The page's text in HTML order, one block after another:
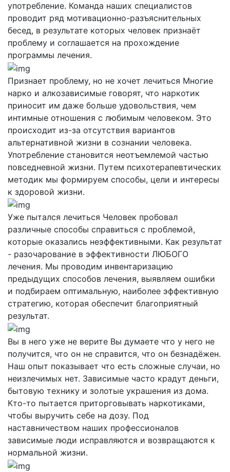
употребление. Команда наших специалистов
проводит ряд мотивационно-разъяснительных
бесед, в результате которых человек признаёт
проблему и соглашается на прохождение
программы лечения.
Признает проблему, но не хочет лечиться Многие
нарко и алкозависимые говорят, что наркотик
приносит им даже больше удовольствия, чем
интимные отношения с любимым человеком. Это
происходит из-за отсутствия вариантов
альтернативной жизни в сознании человека.
Употребление становится неотъемлемой частью
повседневной жизни. Путем психотерапевтических
методик мы формируем способы, цели и интересы
к здоровой жизни.
Уже пытался лечиться Человек пробовал
различные способы справиться с проблемой,
которые оказались неэффективными. Как результат
- разочарование в эффективности ЛЮБОГО
лечения. Мы проводим инвентаризацию
предыдущих способов лечения, выявляем ошибки
и подбираем оптимальную, наиболее эффективную
стратегию, которая обеспечит благоприятный
результат.
Вы в него уже не верите Вы думаете что у него не
получится, что он не справится, что он безнадёжен.
Наш опыт показывает что есть сложные случаи, но
неизлечимых нет. Зависимые часто крадут деньги,
бытовую технику и золотые украшения из дома.
Кто-то пытается приторговывать наркотиками,
чтобы выручить себе на дозу. Под
наставничеством наших профессионалов
зависимые люди исправляются и возвращаются к
нормальной жизни.